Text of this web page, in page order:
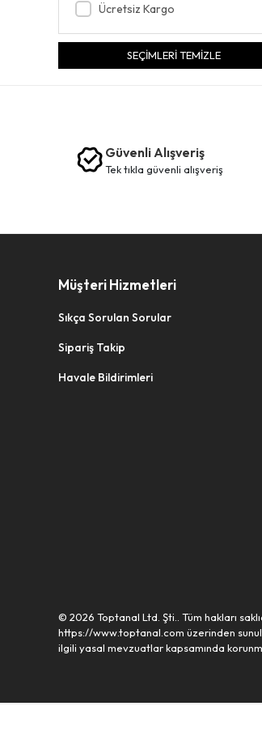
Ücretsiz Kargo
SEÇİMLERİ TEMİZLE
Güvenli Alışveriş
tek tikla güvenli̇ alişveri̇ş
Müşteri Hizmetleri
Sıkça Sorulan Sorular
Sipariş Takip
Havale Bildirimleri
© 2026 Toptanal Ltd. Şti.. Tüm hakları
https://www.toptanal.com üzerinden
ilgili yasal mevzuatlar kapsamında